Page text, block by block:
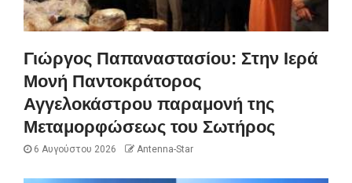
Γιώργος Παπαναστασίου: Στην Ιερά
Μονή Παντοκράτορος
Αγγελοκάστρου παραμονή της
Μεταμορφώσεως του Σωτήρος
6 Αυγούστου 2026 Antenna-Star